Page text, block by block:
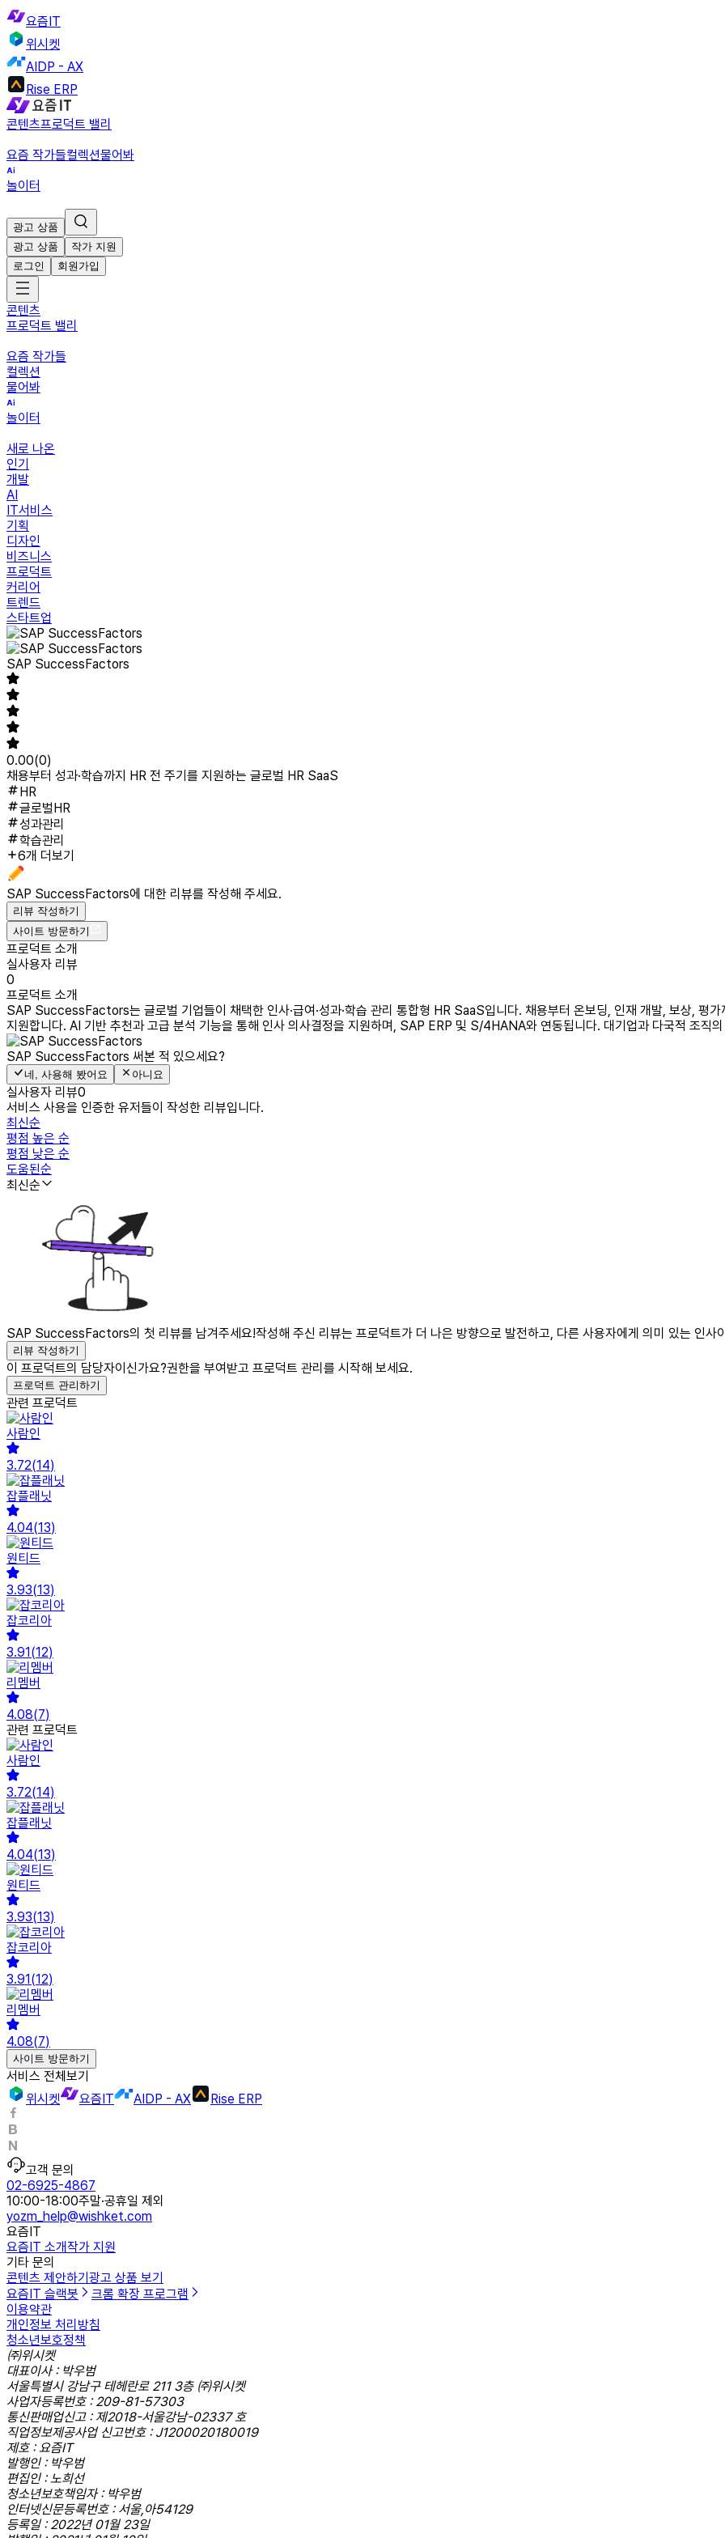
요즘IT
위시켓
AIDP - AX
Rise ERP
콘텐츠프로덕트 밸리
요즘 작가들컬렉션물어봐
놀이터
광고 상품
광고 상품
작가 지원
로그인
회원가입
콘텐츠
프로덕트 밸리
요즘 작가들
컬렉션
물어봐
놀이터
새로 나온
인기
개발
AI
IT서비스
기획
디자인
비즈니스
프로덕트
커리어
트렌드
스타트업
SAP SuccessFactors
0.00(0)
채용부터 성과·학습까지 HR 전 주기를 지원하는 글로벌 HR SaaS
HR
글로벌HR
성과관리
학습관리
6개 더보기
SAP SuccessFactors에 대한 리뷰를 작성해 주세요.
리뷰 작성하기
사이트 방문하기
프로덕트 소개
실사용자 리뷰
0
프로덕트 소개
SAP SuccessFactors는 글로벌 기업들이 채택한 인사·급여·성과·학습 관리 통합형 HR SaaS입니다. 채용부터 온보딩, 인재 개발, 보상, 평
지원합니다. AI 기반 추천과 고급 분석 기능을 통해 인사 의사결정을 지원하며, SAP ERP 및 S/4HANA와 연동됩니다. 대기업과 다국적 조직
SAP SuccessFactors 써본 적 있으세요?
네, 사용해 봤어요 아니요
실사용자 리뷰0
서비스 사용을 인증한 유저들이 작성한 리뷰입니다.
최신순
평점 높은 순
평점 낮은 순
도움된순
최신순
SAP SuccessFactors의 첫 리뷰를 남겨주세요!작성해 주신 리뷰는 프로덕트가 더 나은 방향으로 발전하고, 다른 사용자에게 의미 있는 인사
리뷰 작성하기
이 프로덕트의 담당자이신가요?권한을 부여받고 프로덕트 관리를 시작해 보세요.
프로덕트 관리하기
관련 프로덕트
사람인
3.72(14)
잡플래닛
4.04(13)
원티드
3.93(13)
잡코리아
3.91(12)
리멤버
4.08(7)
관련 프로덕트
사람인
3.72(14)
잡플래닛
4.04(13)
원티드
3.93(13)
잡코리아
3.91(12)
리멤버
4.08(7)
사이트 방문하기
서비스 전체보기
위시켓
요즘IT AIDP - AX Rise ERP
고객 문의
02-6925-4867
10:00-18:00주말·공휴일 제외
yozm_help@wishket.com
요즘IT
요즘IT 소개작가 지원
기타 문의
콘텐츠 제안하기광고 상품 보기
요즘IT 슬랙봇
크롬 확장 프로그램
이용약관
개인정보 처리방침
청소년보호정책
㈜위시켓
대표이사 : 박우범
서울특별시 강남구 테헤란로 211 3층 ㈜위시켓
사업자등록번호 : 209-81-57303
통신판매업신고 : 제2018-서울강남-02337 호
직업정보제공사업 신고번호 : J1200020180019
제호 : 요즘IT
발행인 : 박우범
편집인 : 노희선
청소년보호책임자 : 박우범
인터넷신문등록번호 : 서울,아54129
등록일 : 2022년 01월 23일